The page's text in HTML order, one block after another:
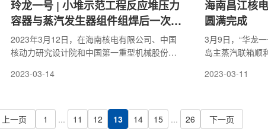
玲龙一号 | 小堆示范工程反应堆压力
容器与蒸汽发生器组件组焊后一次侧
水压试验圆满成功
2023年3月12日，在海南核电有限公司、中国
核动力研究设计院和中国第一重型机械股份公
堆示范工程反应堆压力容器与蒸汽发生器组件
2023-03-14
海南昌江核
圆满完成
3月9日，“华龙
岛主蒸汽联箱顺
键部件，安全顺
2023-03-11
上一页 1 ... 11 12 13 14 15 ... 26 下一页